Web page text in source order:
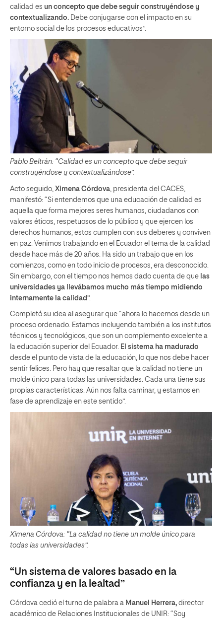
calidad es un concepto que debe seguir construyéndose y
contextualizando. Debe conjugarse con el impacto en su
entorno social de los procesos educativos”.
Pablo Beltrán: “Calidad es un concepto que debe seguir
construyéndose y contextualizándose”.
Acto seguido, Ximena Córdova , presidenta del CACES,
manifestó: “Si entendemos que una educación de calidad es
aquella que forma mejores seres humanos, ciudadanos con
valores éticos, respetuosos de lo público y que ejercen los
derechos humanos, estos cumplen con sus deberes y conviven
en paz. Venimos trabajando en el Ecuador el tema de la calidad
desde hace más de 20 años. Ha sido un trabajo que en los
comienzos, como en todo inicio de procesos, era desconocido.
Sin embargo, con el tiempo nos hemos dado cuenta de que las
universidades ya llevábamos mucho más tiempo midiendo
internamente la calidad”.
Completó su idea al asegurar que “ahora lo hacemos desde un
proceso ordenado. Estamos incluyendo también a los institutos
técnicos y tecnológicos, que son un complemento excelente a
la educación superior del Ecuador. El sistema ha madurado
desde el punto de vista de la educación, lo que nos debe hacer
sentir felices. Pero hay que resaltar que la calidad no tiene un
molde único para todas las universidades. Cada una tiene sus
propias características. Aún nos falta caminar, y estamos en
fase de aprendizaje en este sentido”.
Ximena Córdova: “La calidad no tiene un molde único para
todas las universidades”.
“Un sistema de valores basado en la
confianza y en la lealtad”
Córdova cedió el turno de palabra a Manuel Herrera, director
académico de Relaciones Institucionales de UNIR: “Soy